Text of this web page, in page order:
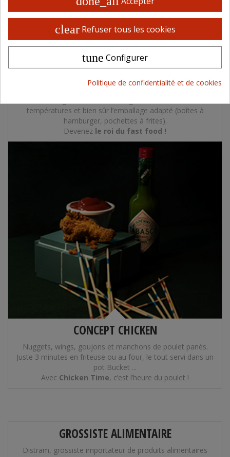
CONCEPT BURGER
Steaks pour burgers, burgers de poulet, du véritable pain
températures et bien sûr l’emballage adapté (boîtes à
hamburger, pochettes à frites).
Devenez le roi du fast food !
CONCEPT CHICKEN
Nuggets, wings, goujons et manchons de poulet panés.
Juste 3 minutes en friteuse ou au four, le tout servi dans un
pot Bucket ...
Avec Chicken Time, c’est l’heure du poulet !
GROSSISTE ALIMENTAIRE
Distram, grossiste importateur de produits alimentaires
clear Refuser tous les cookies
tune Configurer
Politique de confidentialité et de cookies